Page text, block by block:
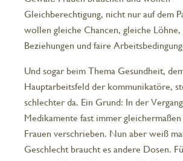
Gleichberechtigung, nicht nur auf dem
wollen gleiche Chancen, gleiche
Beziehungen und faire
Und sogar beim Thema Gesundheit,
Hauptarbeitsfeld der kommunikatöre,
schlechter da. Ein Grund: In der
Medikamente fast immer
Frauen verschrieben. Nun aber weiß
Geschlecht braucht es andere Dosen.